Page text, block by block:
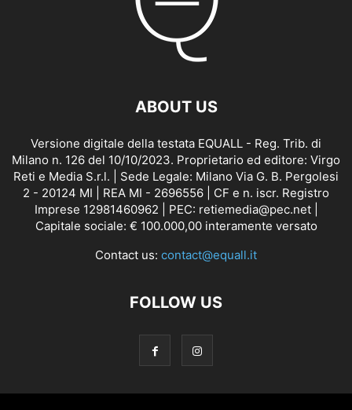
ABOUT US
Versione digitale della testata EQUALL - Reg. Trib. di
Milano n. 126 del 10/10/2023. Proprietario ed editore: Virgo
Reti e Media S.r.l. | Sede Legale: Milano Via G. B. Pergolesi
2 - 20124 MI | REA MI - 2696556 | CF e n. iscr. Registro
Imprese 12981460962 | PEC: retiemedia@pec.net |
Capitale sociale: € 100.000,00 interamente versato
Contact us: contact@equall.it
FOLLOW US